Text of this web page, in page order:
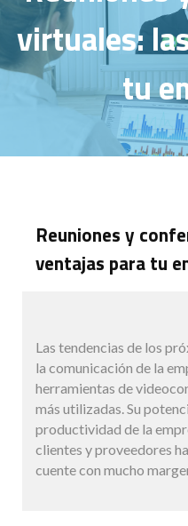
virtuales:
tu
Reuniones y
ventajas para tu
Las tendencias de los
la comunicación de la
herramientas de
más utilizadas. Su
productividad de la
clientes y proveedores
cuente con mucho